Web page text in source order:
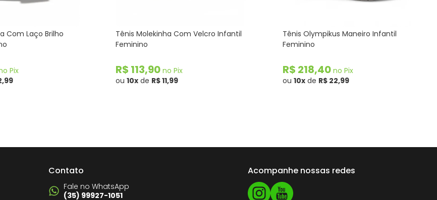
Com Laço Brilho
Pix
Tênis Molekinha Com Velcro Infantil
Feminino
R$ 113,90 no Pix
ou 10xde R$ 11,99
Tênis Olympikus Maneiro Infantil
Feminino
R$ 218,40 no Pix
ou 10xde R$ 22,99
Contato
Fale no WhatsApp
(35) 99927-1051
Acompanhe nossas redes